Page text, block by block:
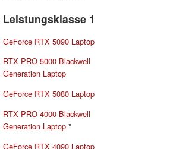
Leistungsklasse 1
GeForce RTX 5090 Laptop
RTX PRO 5000 Blackwell
Generation Laptop
GeForce RTX 5080 Laptop
RTX PRO 4000 Blackwell
Generation Laptop *
GeForce RTX 4090 Laptop